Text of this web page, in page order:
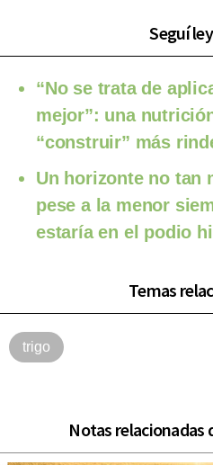
Seguí
“No se trata de
mejor”: una
“construir” más
Un horizonte no tan
pese a la menor
estaría en el podio
Temas
trigo
Notas relacionadas